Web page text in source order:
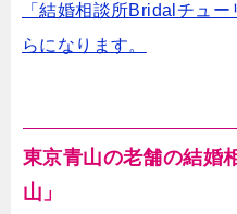
「結婚相談所Bridalチュ
らになります。
東京青山の老舗の結婚
山」